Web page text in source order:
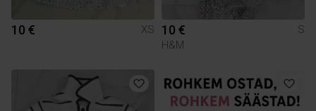
10 € XS 10 €
S
H&M